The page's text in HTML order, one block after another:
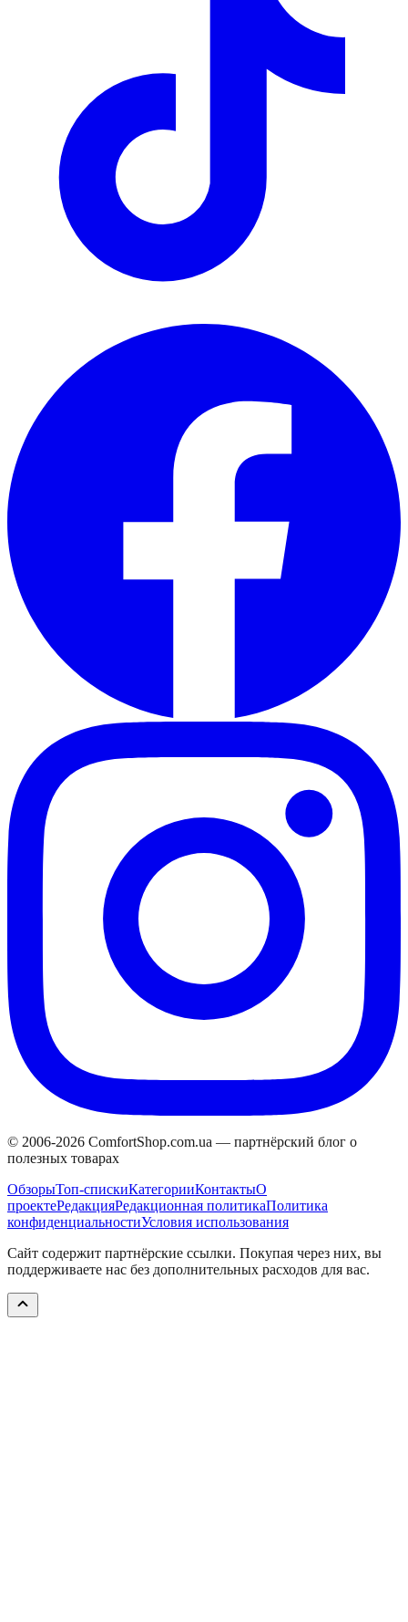
© 2006-2026 ComfortShop.com.ua — партнёрский блог о
полезных товарах
ОбзорыТоп-спискиКатегорииКонтактыО
проектеРедакцияРедакционная политикаПолитика
конфиденциальностиУсловия использования
Сайт содержит партнёрские ссылки. Покупая через них, вы
поддерживаете нас без дополнительных расходов для вас.